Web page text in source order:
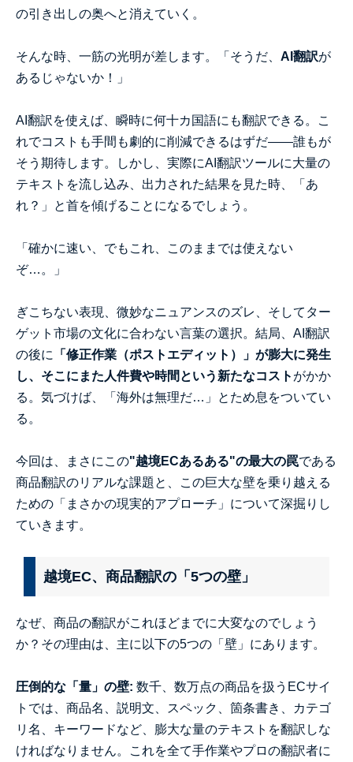
の引き出しの奥へと消えていく。
そんな時、一筋の光明が差します。「そうだ、 AI翻訳が
あるじゃないか！」
AI翻訳を使えば、瞬時に何十カ国語にも翻訳できる。こ
れでコストも手間も劇的に削減できるはずだ――誰もが
そう期待します。しかし、実際にAI翻訳ツールに大量の
テキストを流し込み、出力された結果を見た時、「あ
れ？」と首を傾げることになるでしょう。
「確かに速い、でもこれ、このままでは使えない
ぞ…。」
ぎこちない表現、微妙なニュアンスのズレ、そしてター
ゲット市場の文化に合わない言葉の選択。結局、AI翻訳
の後に
「修正作業（ポストエディット）」が膨大に発生
し、そこにまた人件費や時間という新たなコスト がかか
る。気づけば、「海外は無理だ…」とため息をついてい
る。
今回は、まさにこの"越境ECあるある"の最大の罠である
商品翻訳のリアルな課題と、この巨大な壁を乗り越える
ための「まさかの現実的アプローチ」について深掘りし
ていきます。
越境EC、商品翻訳の「5つの壁」
なぜ、商品の翻訳がこれほどまでに大変なのでしょう
か？その理由は、主に以下の5つの「壁」にあります。
圧倒的な「量」の壁: 数千、数万点の商品を扱うECサイ
トでは、商品名、説明文、スペック、箇条書き、カテゴ
リ名、キーワードなど、膨大な量のテキストを翻訳しな
ければなりません。これを全て手作業やプロの翻訳者に